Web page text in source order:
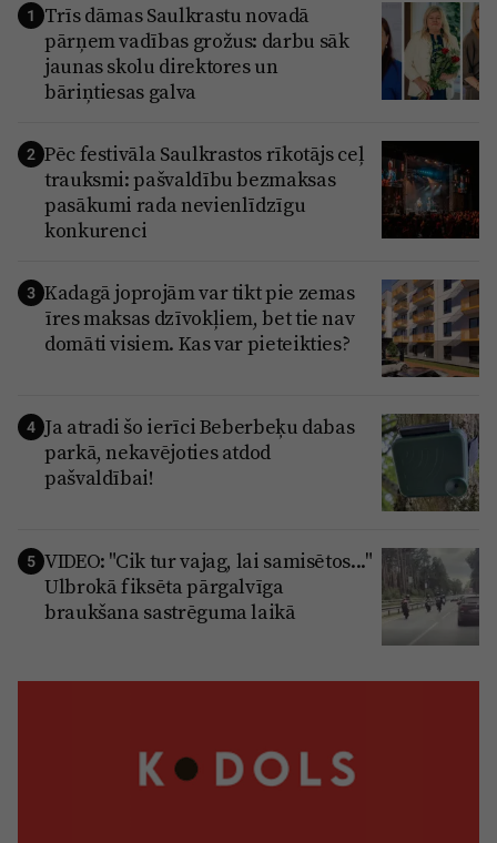
Lietošanas noteikumi
Pārredzamības paziņojumi
1 Trīs dāmas Saulkrastu novadā
pārņem vadības grožus: darbu sāk
jaunas skolu direktores un
bāriņtiesas galva
2 Pēc festivāla Saulkrastos rīkotājs ceļ
trauksmi: pašvaldību bezmaksas
pasākumi rada nevienlīdzīgu
konkurenci
3 Kadagā joprojām var tikt pie zemas
īres maksas dzīvokļiem, bet tie nav
domāti visiem. Kas var pieteikties?
4 Ja atradi šo ierīci Beberbeķu dabas
parkā, nekavējoties atdod
pašvaldībai!
5 VIDEO: "Cik tur vajag, lai samisētos..."
Ulbrokā fiksēta pārgalvīga
braukšana sastrēguma laikā